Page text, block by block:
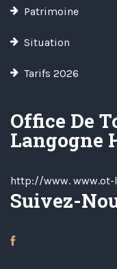
Patrimoine
Situation
Tarifs 2026
Office De
Langogne
http://www. www.ot-
Suivez-